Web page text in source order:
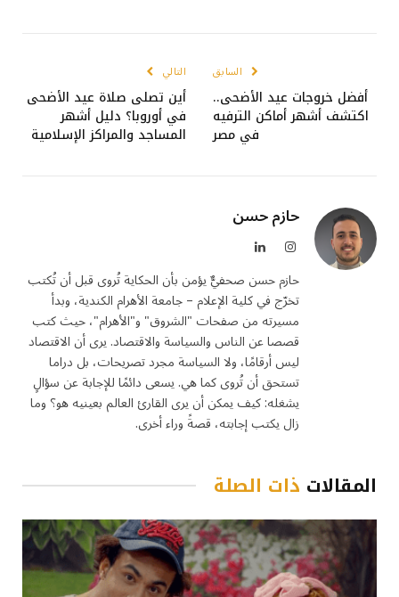
السابق
أفضل خروجات عيد الأضحى..
اكتشف أشهر أماكن الترفيه
في مصر
التالي
أين تصلى صلاة عيد الأضحى
في أوروبا؟ دليل أشهر
المساجد والمراكز الإسلامية
حازم حسن
الانستغراملينكدإن
حازم حسن صحفيٌّ يؤمن بأن الحكاية تُروى قبل أن تُكتب
تخرّج في كلية الإعلام – جامعة الأهرام الكندية، وبدأ
مسيرته من صفحات "الشروق" و"الأهرام"، حيث كتب
قصصا عن الناس والسياسة والاقتصاد. يرى أن الاقتصاد
ليس أرقامًا، ولا السياسة مجرد تصريحات، بل دراما
تستحق أن تُروى كما هي. يسعى دائمًا للإجابة عن سؤالٍ
يشغله: كيف يمكن أن يرى القارئ العالم بعينيه هو؟ وما
زال يكتب إجابته، قصةً وراء أخرى.
المقالات ذات الصلة